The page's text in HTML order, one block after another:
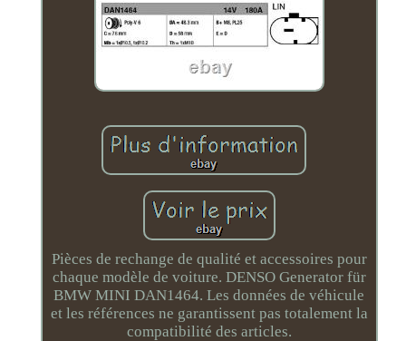
Pièces de rechange de qualité et accessoires pour
chaque modèle de voiture. DENSO Generator für
BMW MINI DAN1464. Les données de véhicule
et les références ne garantissent pas totalement la
compatibilité des articles.